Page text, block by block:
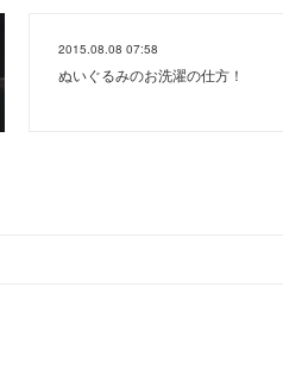
2015.08.08 07:58
ぬいぐるみのお洗濯の仕方！